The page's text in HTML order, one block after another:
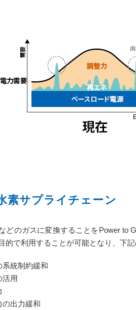
素サプライチェーン
どのガスに変換することをPower to
的で利用することが可能となり、下記
統制約緩和
用
出力緩和